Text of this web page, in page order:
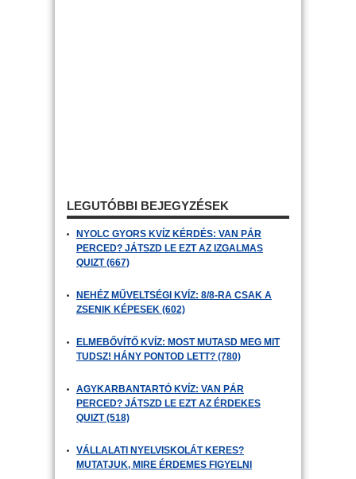
LEGUTÓBBI BEJEGYZÉSEK
NYOLC GYORS KVÍZ KÉRDÉS: VAN PÁR
PERCED? JÁTSZD LE EZT AZ IZGALMAS
QUIZT (667)
NEHÉZ MŰVELTSÉGI KVÍZ: 8/8-RA CSAK A
ZSENIK KÉPESEK (602)
ELMEBŐVÍTŐ KVÍZ: MOST MUTASD MEG MIT
TUDSZ! HÁNY PONTOD LETT? (780)
AGYKARBANTARTÓ KVÍZ: VAN PÁR
PERCED? JÁTSZD LE EZT AZ ÉRDEKES
QUIZT (518)
VÁLLALATI NYELVISKOLÁT KERES?
MUTATJUK, MIRE ÉRDEMES FIGYELNI